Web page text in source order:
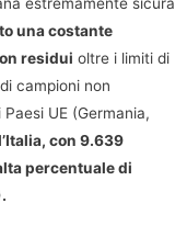
una costante
residui oltre i limiti di
campioni non
UE (Germania,
con 9.639
percentuale di